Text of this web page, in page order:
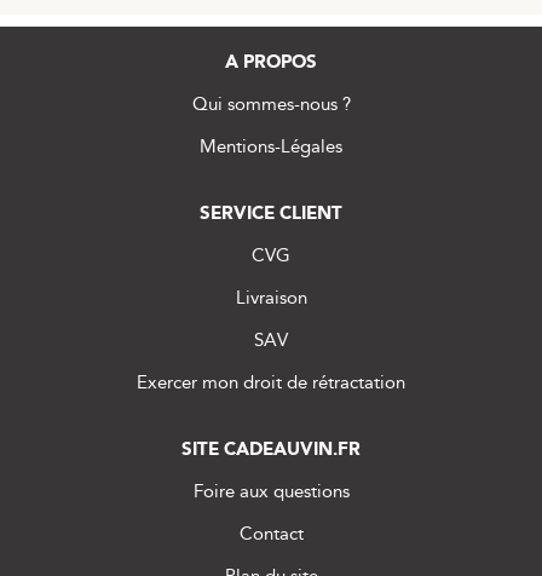
A PROPOS
Qui sommes-nous ?
Mentions-Légales
SERVICE CLIENT
CVG
Livraison
SAV
Exercer mon droit de rétractation
SITE CADEAUVIN.FR
Foire aux questions
Contact